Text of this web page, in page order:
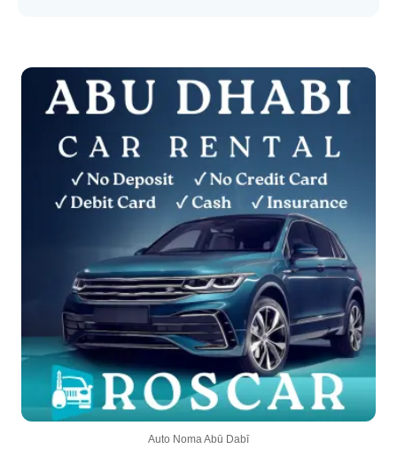
Auto Noma Abū Dabī